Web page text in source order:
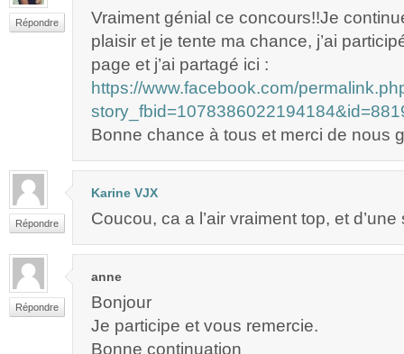
Répondre
Vraiment génial ce concours!!Je
plaisir et je tente ma chance, j’ai
page et j’ai partagé ici :
https://www.facebook.com/
Bonne chance à tous et merci de nous
Répondre
Karine VJX
Coucou, ca a l’air vraiment top, et d’une
Répondre
anne
Bonjour
Je participe et vous remercie.
Bonne continuation